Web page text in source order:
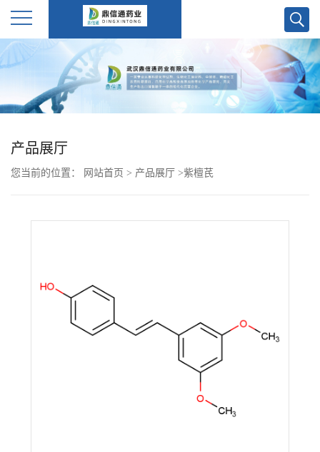
公
产品展厅
您当前的位置： 网站首页 > 产品展厅 >紫檀芪